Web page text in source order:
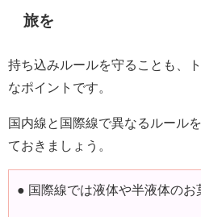
旅を
持ち込みルールを守ることも、
なポイントです。
国内線と国際線で異なるルール
ておきましょう。
● 国際線では液体や半液体の